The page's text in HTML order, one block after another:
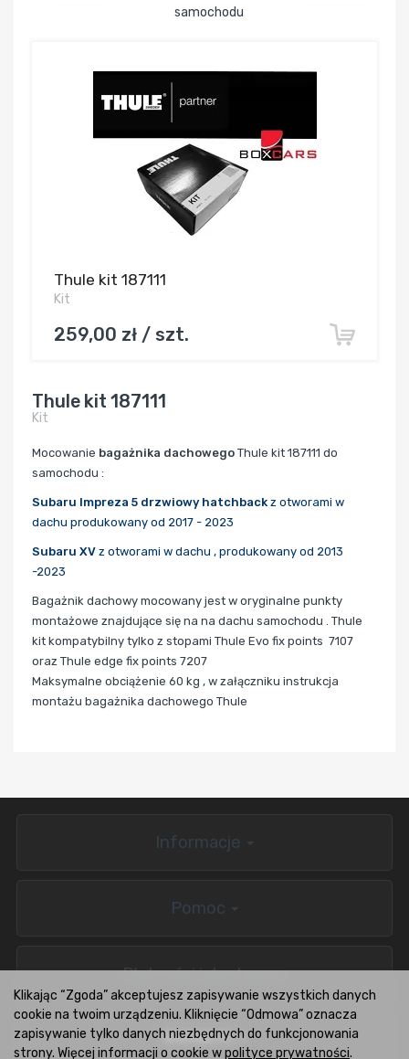
samochodu
Thule kit 187111
Kit
259,00 zł / szt.
Thule kit 187111
Kit
Mocowanie bagażnika dachowego Thule kit 187111 do
samochodu :
Subaru Impreza 5 drzwiowy hatchback z otworami w
dachu produkowany od 2017 - 2023
Subaru XV z otworami w dachu , produkowany od 2013
-2023
Bagażnik dachowy mocowany jest w oryginalne punkty
montażowe znajdujące się na na dachu samochodu . Thule
kit kompatybilny tylko z stopami Thule Evo fix points 7107
oraz Thule edge fix points 7207
Maksymalne obciążenie 60 kg , w załączniku instrukcja
montażu bagażnika dachowego Thule
Informacje
Pomoc
Płatności i dostawa
BOXCARS.PL
Klikając “Zgoda” akceptujesz zapisywanie wszystkich danych
cookie na twoim urządzeniu. Kliknięcie “Odmowa” oznacza
zapisywanie tylko danych niezbędnych do funkcjonowania
strony. Więcej informacji o cookie wpolityce prywatności.